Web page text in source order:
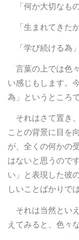
「何か大切なもの
「生まれてきた
「学び続ける為」
言葉の上では色
い感じもします。
為」というところ
それはさて置き
ことの背景に目を
が、全くの何かの
はないと思うので
い」と表現した彼
しいことばかりで
それは当然とい
えてみると、色々